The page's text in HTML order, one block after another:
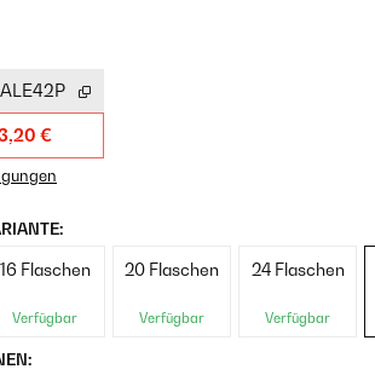
€
16 Flaschen
Verfügbar
20 Flaschen
Verfügbar
24 Flaschen
Verfügbar